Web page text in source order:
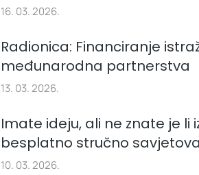
16. 03. 2026.
Radionica: Financiranje
međunarodna partnerstva
13. 03. 2026.
Imate ideju, ali ne znate je li
besplatno stručno
10. 03. 2026.